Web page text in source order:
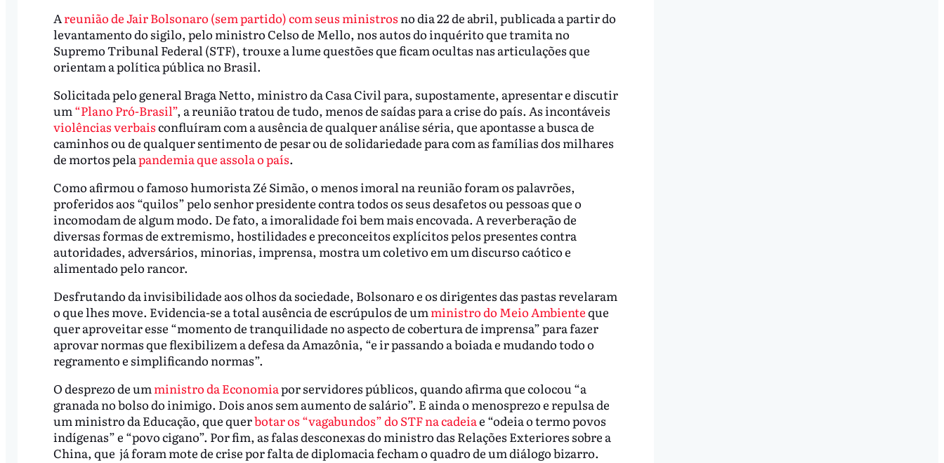
Areunião de Jair Bolsonaro (sem partido) com seus ministros no dia 22 de abril, publicada a partir do
levantamento do sigilo, pelo ministro Celso de Mello, nos autos do inquérito que tramita no
Supremo Tribunal Federal (STF), trouxe a lume questões que ficam ocultas nas articulações que
orientam a política pública no Brasil.
Solicitada pelo general Braga Netto, ministro da Casa Civil para, supostamente, apresentar e discutir
um“Plano Pró-Brasil”, a reunião tratou de tudo, menos de saídas para a crise do país. As incontáveis
violências verbaisconfluíram com a ausência de qualquer análise séria, que apontasse a busca de
caminhos ou de qualquer sentimento de pesar ou de solidariedade para com as famílias dos milhares
de mortos pelapandemia que assola o país.
Como afirmou o famoso humorista Zé Simão, o menos imoral na reunião foram os palavrões,
proferidos aos “quilos” pelo senhor presidente contra todos os seus desafetos ou pessoas que o
incomodam de algum modo. De fato, a imoralidade foi bem mais encovada. A reverberação de
diversas formas de extremismo, hostilidades e preconceitos explícitos pelos presentes contra
autoridades, adversários, minorias, imprensa, mostra um coletivo em um discurso caótico e
alimentado pelo rancor.
Desfrutando da invisibilidade aos olhos da sociedade, Bolsonaro e os dirigentes das pastas revelaram
o que lhes move. Evidencia-se a total ausência de escrúpulos de umministro do Meio Ambienteque
quer aproveitar esse “momento de tranquilidade no aspecto de cobertura de imprensa” para fazer
aprovar normas que flexibilizem a defesa da Amazônia, “e ir passando a boiada e mudando todo o
regramento e simplificando normas”.
O desprezo de um ministro da Economiapor servidores públicos, quando afirma que colocou “a
granada no bolso do inimigo. Dois anos sem aumento de salário”. E ainda o menosprezo e repulsa de
um ministro da Educação, que querbotar os “vagabundos” do STF na cadeiae “odeia o termo povos
indígenas” e “povo cigano”. Por fim, as falas desconexas do ministro das Relações Exteriores sobre a
China, que já foram mote de crise por falta de diplomacia fecham o quadro de um diálogo bizarro.